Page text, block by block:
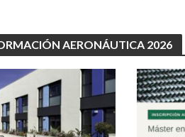
AERONÁUTICA 2026